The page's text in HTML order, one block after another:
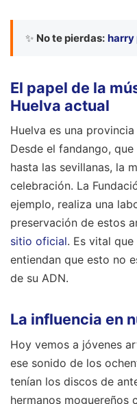
Huelva actual
Huelva es una provincia
Desde el fandango,
hasta las sevillanas, la
celebración. La
ejemplo, realiza una
preservación de estos
sitio oficial. Es vital que
entiendan que esto no
de su ADN.
Hoy vemos a jóvenes
ese sonido de los
tenían los discos de
hermanos moguereños
buscan copiar su voz,